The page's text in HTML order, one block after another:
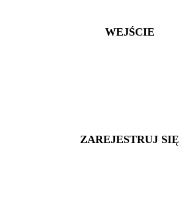
WEJŚCIE
ZAREJESTRUJ SIĘ